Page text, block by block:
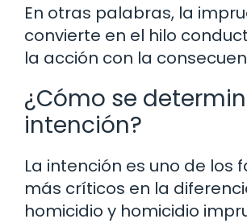
En otras palabras, la
convierte en el hilo
la acción con la
¿Cómo se
intención?
La intención es uno de los
más críticos en la
homicidio y homicidio